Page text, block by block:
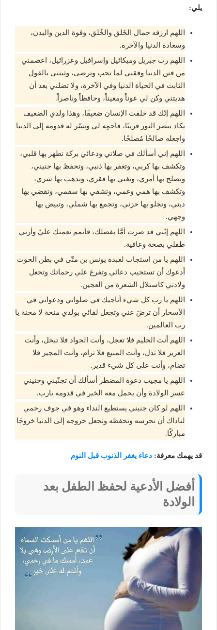
يلي:
اللهم ارزقه جمال الخَلق والخُلق، وقوة الدين والبدن،
وسعادة الدنيا والآخرة.
اللهم رب جبريل وميكائيل وإسرافيل وعزرائيل، اعصمني
من فتن الدنيا وفقني لما تحب وترضى، وثبتني بالقول
الثابت في الحياة الدنيا وفي الآخرة، ولا تضلني بعد أن
هديتني وكن لي عوناً ومعيناً، وحافظاً وناصراً.
اللهم إنّك قد خلقت الإنسان ضعيفًا، وهذا ولدي الضعيف
يكاد يبصر النور قريبًا، فاحمِه لي ويسّر له قدومه إلى الدنيا
واجعله صالحًا مُصلحًا.
اللهم إني أسألك في صلاتي ودعائي بركة تطهر بها قلبي،
وتكشف بها كربي، وتغفر بها ذنبي، وتحفظ بها جنيني،
وتصلح بها أمري، وتغني بها فقري، وتذهب بها شري،
وتكشف بها همي وغمي، وتشفي بها سقمي، وتقضي بها
ديني، وتجلو بها حزني، وتجمع بها شملي، وتبيض بها
وجهي.
اللهم إنّني قد صرت أمًّا بفضلك، فأتمم نعمتك عليّ وأرني
طفلي بصحة وعافية.
اللهم يا من استجاب لعبده يونس بن متّى في بطن الحوت
أدعوك أن تستجيب دعائي وتفرغ علي رحماتك وتجعل
ولادتي كاستلال الشعرة من العجين.
اللهم يا رب كل شيء أناجيك في صلواتي ودعواتي في
الأسحار أن ترضَ عني وتجعل لقائي بولدي منحة لا محنة يا
رب العالمين.
اللهم أنت الحليم فلا تعجل، وأنت الجواد فلا تبخل، وأنت
العزيز فلا تذل، وأنت المنيع فلا ترام، وأنت المجير فلا
تضام، وأنت على كل شيء قدير.
اللهم يا مجيب دعوة المضطر أسألك أن تجنّبني وجنيني
عسر الولادة وأن يحمل معه الخير في قدومه يارب.
اللهم لو كان جنيني يستطيع النداء وهو في جوف رحمي
لناداك أن تحرسه وتحفظه وتجعل خروجه إلى الدنيا خروجًا
مباركًا.
قد يهمك معرفة: دعاء يغفر الذنوب قبل النوم
أفضل الأدعية لحفظ الطفل بعد
الولادة